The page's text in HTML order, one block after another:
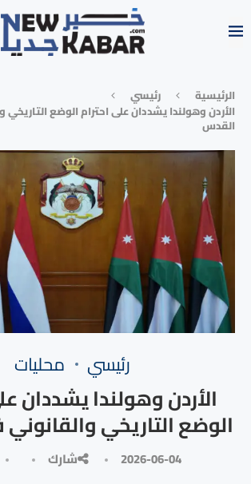
الرئيسية
رئيسي
الأردن وهولندا يشددان على احترام الوضع التاريخي
القدس
رئيسي محليات
الأردن وهولندا يشددان
الوضع التاريخي
2026-06-04 شارك